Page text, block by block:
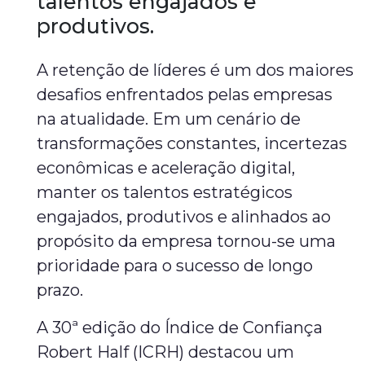
produtivos.
A retenção de líderes é um dos maiores
desafios enfrentados pelas empresas
na atualidade. Em um cenário de
transformações constantes, incertezas
econômicas e aceleração digital,
manter os talentos estratégicos
engajados, produtivos e alinhados ao
propósito da empresa tornou-se uma
prioridade para o sucesso de longo
prazo.
A 30ª edição do Índice de Confiança
Robert Half (ICRH) destacou um